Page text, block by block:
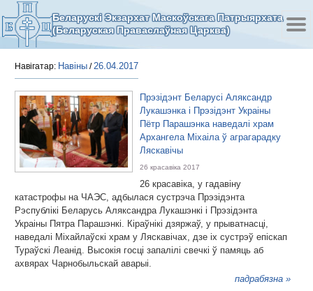
Беларускі Экзархат Маскоўскага Патрыярхата
(Беларуская Праваслаўная Царква)
Навігатар: Навіны /26.04.2017
Прэзідэнт Беларусі Аляксандр
Лукашэнка і Прэзідэнт Украіны
Пётр Парашэнка наведалі храм
Архангела Міхаіла ў аграгарадку
Ляскавічы
26 красавіка 2017
26 красавіка, у гадавіну
катастрофы на ЧАЭС, адбылася сустрэча Прэзідэнта
Рэспублікі Беларусь Аляксандра Лукашэнкі і Прэзідэнта
Украіны Пятра Парашэнкі. Кіраўнікі дзяржаў, у прыватнасці,
наведалі Міхайлаўскі храм у Ляскавічах, дзе іх сустрэў епіскап
Тураўскі Леанід. Высокія госці запалілі свечкі ў памяць аб
ахвярах Чарнобыльскай аварыі.
падрабязна »